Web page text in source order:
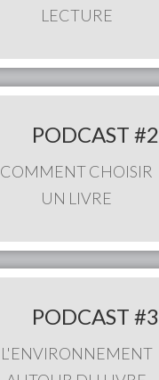
LECTURE
PODCAST #2
COMMENT CHOISIR
UN LIVRE
PODCAST #3
L'ENVIRONNEMENT